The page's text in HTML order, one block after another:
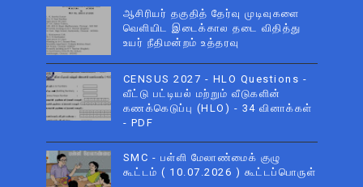
ஆசிரியர் தகுதித் தேர்வு முடிவுகளை
வெளியிட இடைக்கால தடை விதித்து
உயர் நீதிமன்றம் உத்தரவு
CENSUS 2027 - HLO Questions -
வீட்டு பட்டியல் மற்றும் வீடுகளின்
கணக்கெடுப்பு (HLO) - 34 வினாக்கள்
- PDF
SMC - பள்ளி மேலாண்மைக் குழு
கூட்டம் ( 10.07.2026 ) கூட்டப்பொருள்